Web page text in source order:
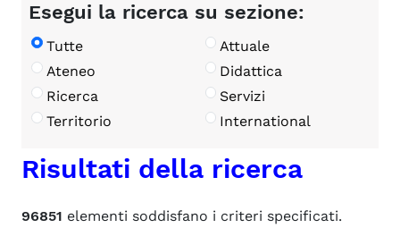
Esegui la ricerca su sezione:
Tutte
Attuale
Ateneo
Didattica
Ricerca
Servizi
Territorio
International
Risultati della ricerca
96851 elementi soddisfano i criteri specificati.